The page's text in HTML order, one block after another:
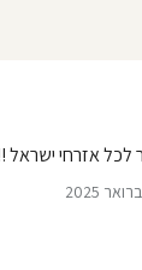
לכל אזרחי